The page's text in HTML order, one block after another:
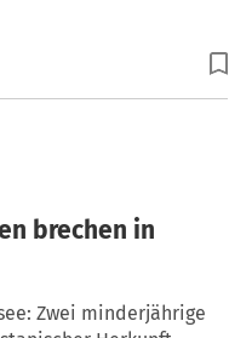
brechen in
Zwei minderjährige